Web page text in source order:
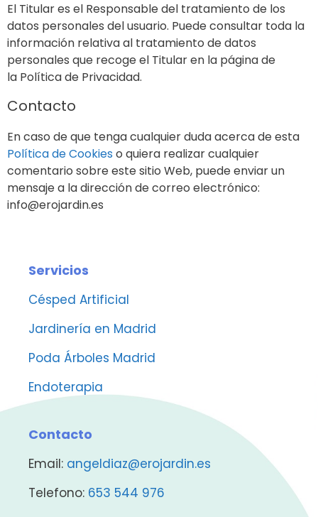
El Titular es el Responsable del tratamiento de los
datos personales del usuario. Puede consultar toda la
información relativa al tratamiento de datos
personales que recoge el Titular en la página de
la Política de Privacidad.
Contacto
En caso de que tenga cualquier duda acerca de esta
Política de Cookies o quiera realizar cualquier
comentario sobre este sitio Web, puede enviar un
mensaje a la dirección de correo electrónico:
info@erojardin.es
Servicios
Césped Artificial
Jardinería en Madrid
Poda Árboles Madrid
Endoterapia
Contacto
Email: angeldiaz@erojardin.es
Telefono: 653 544 976